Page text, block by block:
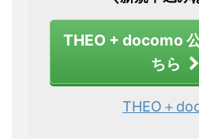
THEO + docomo
ちら
THEO＋